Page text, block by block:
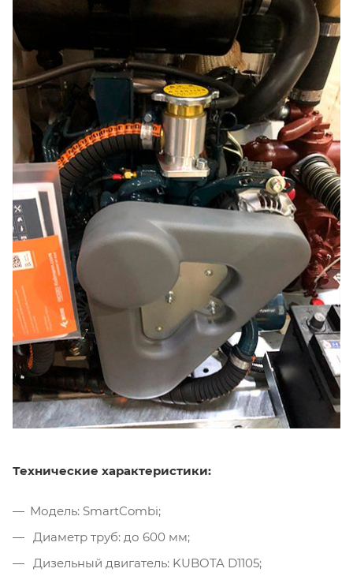
Технические характеристики:
Модель: SmartCombi;
Диаметр труб: до 600 мм;
Дизельный двигатель: KUBOTA D1105;